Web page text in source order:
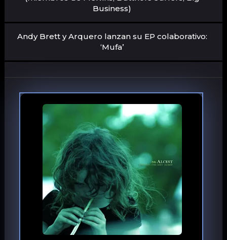
Business)
Andy Brett y Arquero lanzan su EP colaborativo:
‘Mufa’